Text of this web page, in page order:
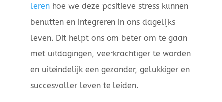
lerenhoe we deze positieve stress kunnen
benutten en integreren in ons dagelijks
leven. Dit helpt ons om beter om te gaan
met uitdagingen, veerkrachtiger te worden
en uiteindelijk een gezonder, gelukkiger en
succesvoller leven te leiden.